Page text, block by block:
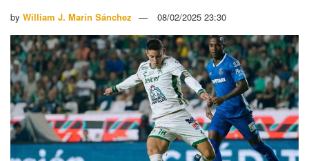
by William J. Marín Sánchez 08/02/2025 23:30